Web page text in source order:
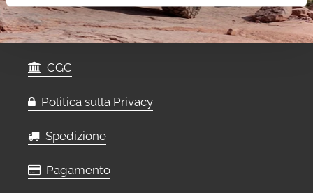
CGC
Politica sulla Privacy
Spedizione
Pagamento